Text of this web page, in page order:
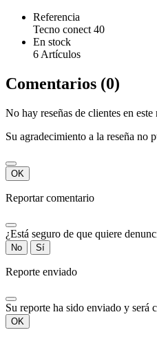
Referencia
Tecno conect 40
En stock
6 Artículos
Comentarios (0)
No hay reseñas de clientes en este
Su agradecimiento a la reseña no
OK
Reportar comentario
¿Está seguro de que quiere
No Sí
Reporte enviado
Su reporte ha sido enviado y será
OK